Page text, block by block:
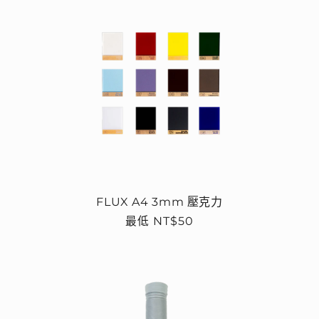
FLUX A4 3mm 壓克力
定
最低 NT$50